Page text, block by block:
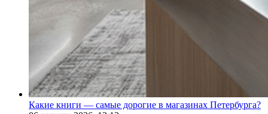
Какие книги — самые дорогие в магазинах Петербурга?